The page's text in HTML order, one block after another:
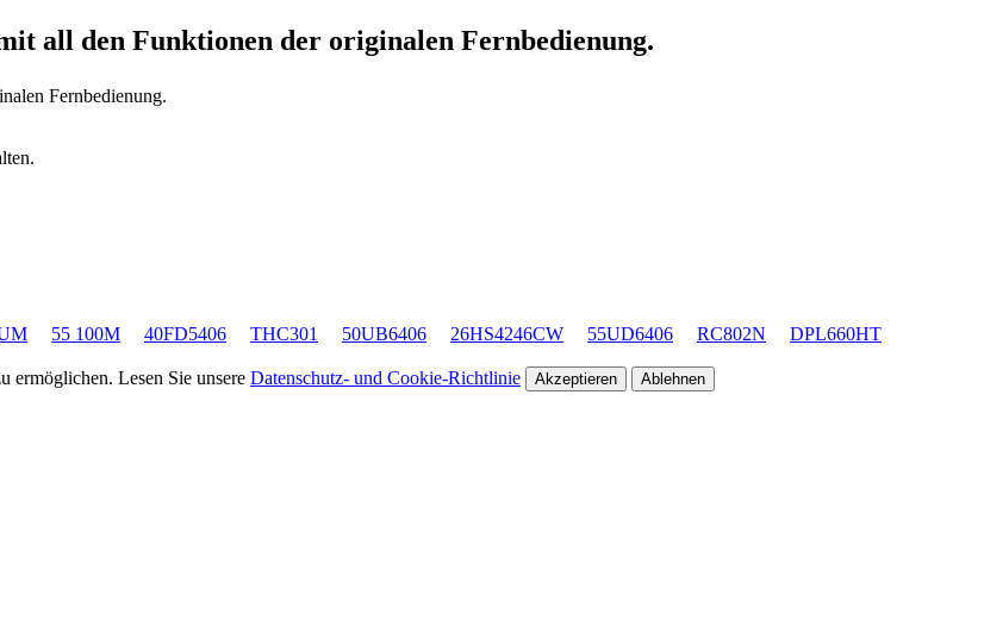
all den Funktionen der originalen Fernbedienung.
Fernbedienung.
55 100M 40FD5406 THC301 50UB6406 26HS4246CW 55UD6406 RC802N
DPL660HT
ermöglichen. Lesen Sie unsere Datenschutz- und Cookie-Richtlinie Akzeptieren Ablehnen